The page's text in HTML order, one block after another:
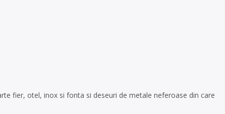
fier, otel, inox si fonta si deseuri de metale neferoase din care